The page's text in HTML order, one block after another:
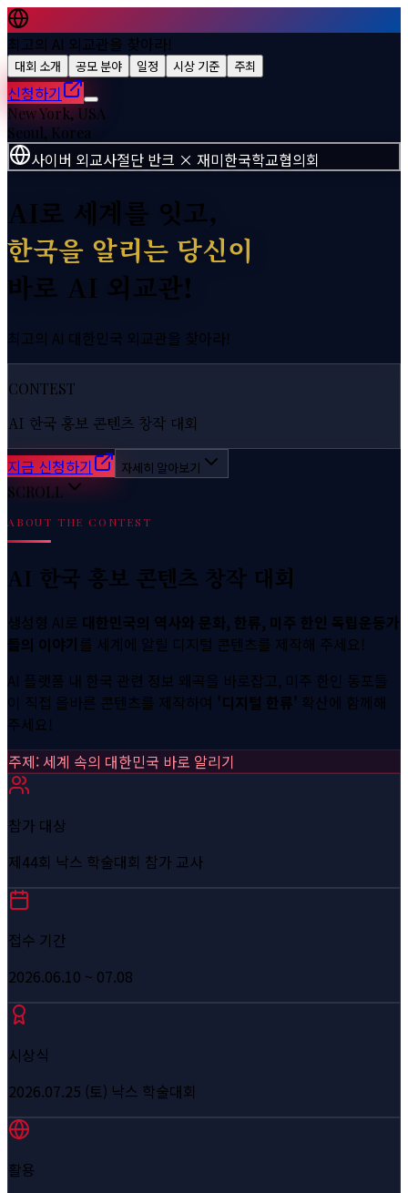
최고의 AI 외교관을 찾아라!
대회 소개 공모 분야 일정 시상 기준 주최
신청하기
New York, USA
Seoul, Korea
사이버 외교사절단 반크 × 재미한국학교협의회
AI로 세계를 잇고,
한국을 알리는 당신이
바로 AI 외교관!
최고의 AI 대한민국 외교관을 찾아라!
CONTEST
AI 한국 홍보 콘텐츠 창작 대회
지금 신청하기 자세히 알아보기
SCROLL
ABOUT THE CONTEST
AI 한국 홍보 콘텐츠 창작 대회
생성형 AI로 대한민국의 역사와 문화, 한류, 미주 한인 독립운동가
들의 이야기를 세계에 알릴 디지털 콘텐츠를 제작해 주세요!
AI 플랫폼 내 한국 관련 정보 왜곡을 바로잡고, 미주 한인 동포들
이 직접 올바른 콘텐츠를 제작하여 '디지털 한류' 확산에 함께해
주세요!
주제: 세계 속의 대한민국 바로 알리기
참가 대상
제44회 낙스 학술대회 참가 교사
접수 기간
2026.06.10 ~ 07.08
시상식
2026.07.25 (토) 낙스 학술대회
활용